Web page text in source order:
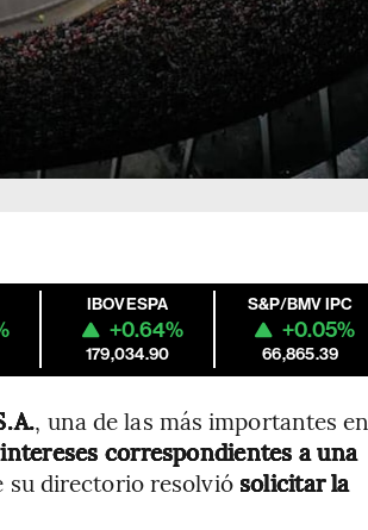
IBOVESPA
+0.64%
179,034.90
S&P/BMV IPC
+0.05%
66,865.39
, una de las más importantes en
correspondientes a una
directorio resolvió solicitar la